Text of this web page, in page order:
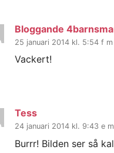
Bloggande
25 januari 2014 kl. 5:54 f m
Vackert!
Tess
24 januari 2014 kl. 9:43 e m
Burrr! Bilden ser så